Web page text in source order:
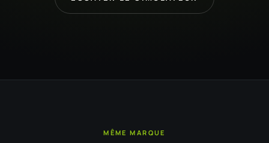
MÊME MARQUE